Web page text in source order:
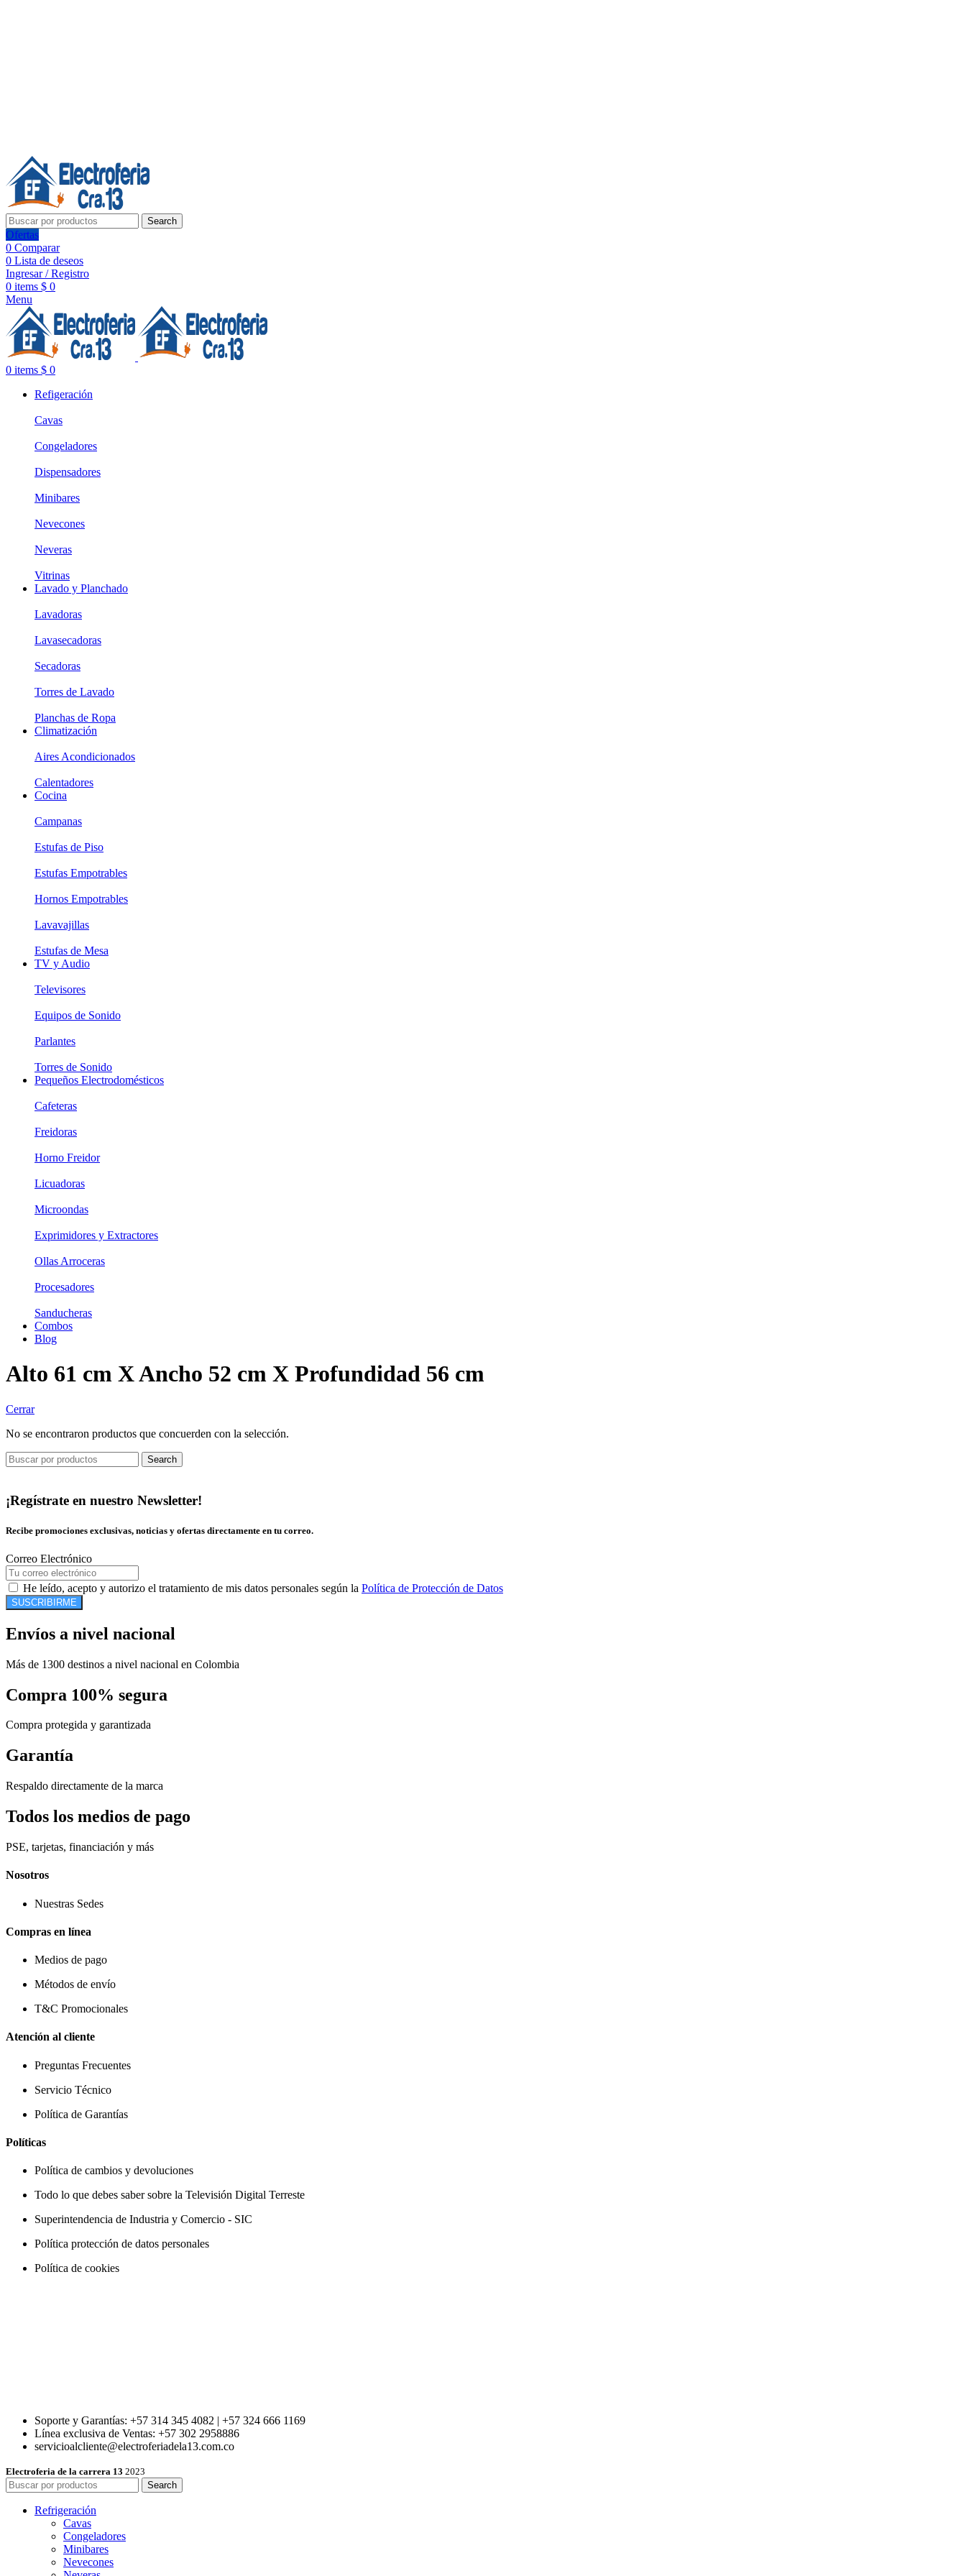
Search
Ofertas
0 Comparar
0 Lista de deseos
Ingresar / Registro
0 items $ 0
Menu
0 items $ 0
Refigeración
Cavas
Congeladores
Dispensadores
Minibares
Nevecones
Neveras
Vitrinas
Lavado y Planchado
Lavadoras
Lavasecadoras
Secadoras
Torres de Lavado
Planchas de Ropa
Climatización
Aires Acondicionados
Calentadores
Cocina
Campanas
Estufas de Piso
Estufas Empotrables
Hornos Empotrables
Lavavajillas
Estufas de Mesa
TV y Audio
Televisores
Equipos de Sonido
Parlantes
Torres de Sonido
Pequeños Electrodomésticos
Cafeteras
Freidoras
Horno Freidor
Licuadoras
Microondas
Exprimidores y Extractores
Ollas Arroceras
Procesadores
Sanducheras
Combos
Blog
Alto 61 cm X Ancho 52 cm X Profundidad 56 cm
Cerrar
No se encontraron productos que concuerden con la selección.
Search
¡Regístrate en nuestro Newsletter!
Recibe promociones exclusivas, noticias y ofertas directamente en tu correo.
Correo Electrónico
He leído, acepto y autorizo el tratamiento de mis datos personales según la Política de Protección de Datos
SUSCRIBIRME
Envíos a nivel nacional
Más de 1300 destinos a nivel nacional en Colombia
Compra 100% segura
Compra protegida y garantizada
Garantía
Respaldo directamente de la marca
Todos los medios de pago
PSE, tarjetas, financiación y más
Nosotros
Nuestras Sedes
Compras en línea
Medios de pago
Métodos de envío
T&C Promocionales
Atención al cliente
Preguntas Frecuentes
Servicio Técnico
Política de Garantías
Políticas
Política de cambios y devoluciones
Todo lo que debes saber sobre la Televisión Digital Terreste
Superintendencia de Industria y Comercio - SIC
Política protección de datos personales
Política de cookies
Soporte y Garantías: +57 314 345 4082 | +57 324 666 1169
Línea exclusiva de Ventas: +57 302 2958886
servicioalcliente@electroferiadela13.com.co
Electroferia de la carrera 13 2023
Search
Refrigeración
Cavas
Congeladores
Minibares
Nevecones